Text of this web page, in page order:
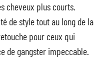
cheveux plus courts.
de style tout au long de la
pour ceux qui
de gangster impeccable.